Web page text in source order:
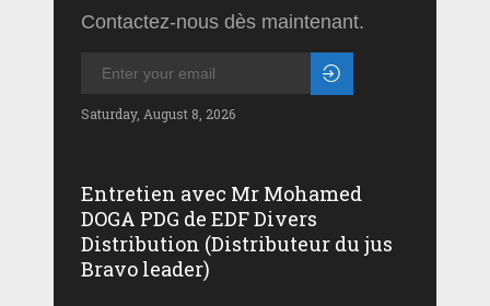
Contactez-nous dès maintenant.
Saturday, August 8, 2026
Entretien avec Mr Mohamed
DOGA PDG de EDF Divers
Distribution (Distributeur du jus
Bravo leader)